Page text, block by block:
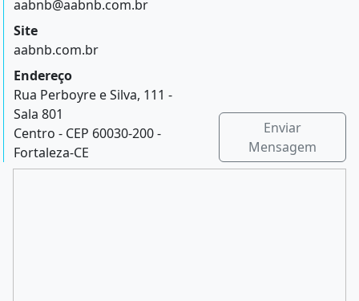
aabnb@aabnb.com.br
Site
aabnb.com.br
Endereço
Rua Perboyre e Silva, 111 -
Sala 801
Centro - CEP 60030-200 -
Fortaleza-CE
Enviar
Mensagem